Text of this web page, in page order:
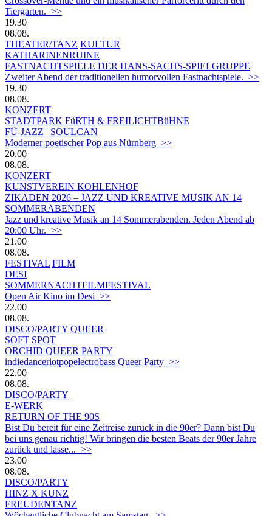
Tiergarten. >>
19.30
08.08.
THEATER/TANZ KULTUR
KATHARINENRUINE
FASTNACHTSPIELE DER HANS-SACHS-SPIELGRUPPE
Zweiter Abend der traditionellen humorvollen Fastnachtspiele. >>
19.30
08.08.
KONZERT
STADTPARK FüRTH & FREILICHTBüHNE
FÜ-JAZZ | SOULCAN
Moderner poetischer Pop aus Nürnberg >>
20.00
08.08.
KONZERT
KUNSTVEREIN KOHLENHOF
ZIKADEN 2026 – JAZZ UND KREATIVE MUSIK AN 14
SOMMERABENDEN
Jazz und kreative Musik an 14 Sommerabenden. Jeden Abend ab
20:00 Uhr. >>
21.00
08.08.
FESTIVAL FILM
DESI
SOMMERNACHTFILMFESTIVAL
Open Air Kino im Desi >>
22.00
08.08.
DISCO/PARTY QUEER
SOFT SPOT
ORCHID QUEER PARTY
indiedanceriotpopelectrobass Queer Party >>
22.00
08.08.
DISCO/PARTY
E-WERK
RETURN OF THE 90S
Bist Du bereit für eine Zeitreise zurück in die 90er? Dann bist Du
bei uns genau richtig! Wir bringen die besten Beats der 90er Jahre
zurück und lasse... >>
23.00
08.08.
DISCO/PARTY
HINZ X KUNZ
FREUDENTANZ